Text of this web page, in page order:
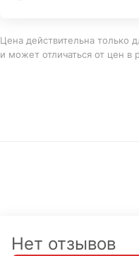
Цена действительна только
и может отличаться от цен в
Нет отзывов